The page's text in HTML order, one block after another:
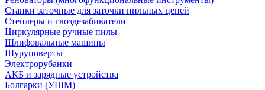
Станки заточные для заточки пильных цепей
Степлеры и гвоздезабиватели
Циркулярные ручные пилы
Шлифовальные машины
Шуруповерты
Электрорубанки
АКБ и зарядные устройства
Болгарки (УШМ)